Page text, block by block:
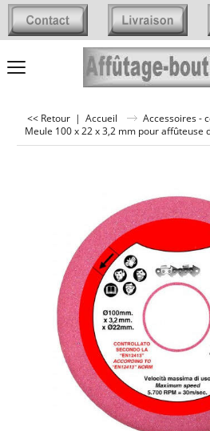
<< Retour | Accueil
Accessoires -
Meule 100 x 22 x 3,2 mm pour affûteuse